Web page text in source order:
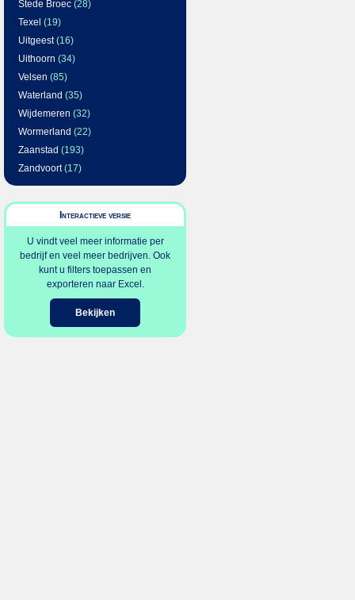
Stede Broec (28)
Texel (19)
Uitgeest(16)
Uithoorn (34)
Velsen (85)
Waterland (35)
Wijdemeren (32)
Wormerland (22)
Zaanstad (193)
Zandvoort(17)
Interactieve versie
U vindt veel meer informatie per
bedrijf en veel meer bedrijven. Ook
kunt u filters toepassen en
exporteren naar Excel.
Bekijken